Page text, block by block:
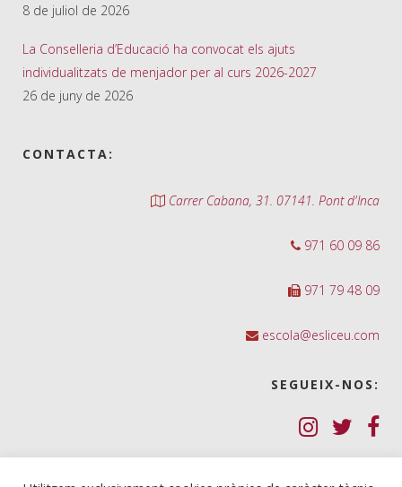
8 de juliol de 2026
La Conselleria d’Educació ha convocat els ajuts
individualitzats de menjador per al curs 2026-2027
26 de juny de 2026
CONTACTA:
Carrer Cabana, 31. 07141. Pont d'Inca
971 60 09 86
971 79 48 09
escola@esliceu.com
SEGUEIX-NOS:
Política de Galetes (cookies)